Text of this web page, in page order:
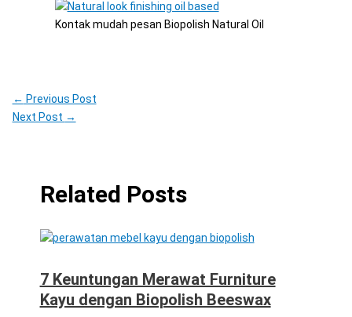
Kontak mudah pesan Biopolish Natural Oil
← Previous Post
Next Post →
Related Posts
7 Keuntungan Merawat Furniture
Kayu dengan Biopolish Beeswax